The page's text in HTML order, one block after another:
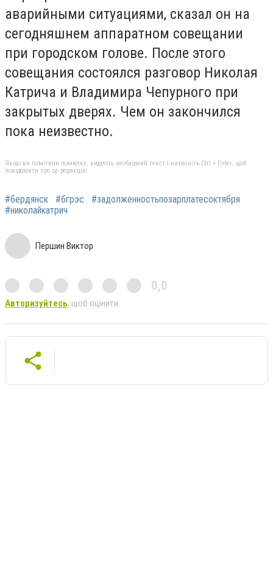
аварийными ситуациями, сказал он на
сегодняшнем аппаратном совещании
при городском голове. После этого
совещания состоялся разговор Николая
Катрича и Владимира Чепурного при
закрытых дверях. Чем он закончился
пока неизвестно.
Якщо ви помітили помилку, виділіть необхідний текст і натисніть Ctrl + Enter, щоб
повідомити про це редакцію
#бердянск #бгрэс
#задолженностьпозарплатесоктября
#николайкатрич
Першин Виктор
0,0
Авторизуйтесь, щоб оцінити